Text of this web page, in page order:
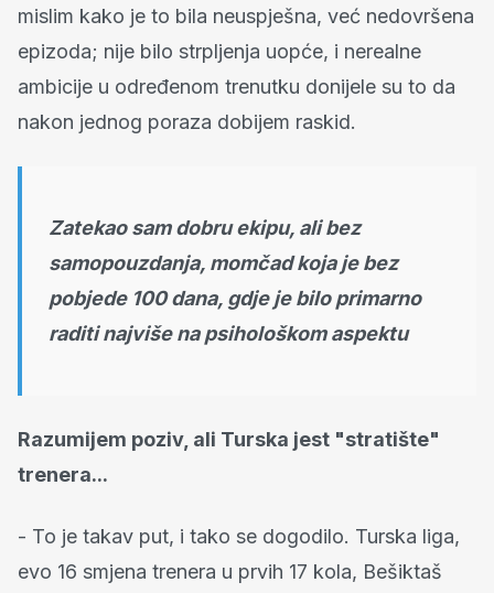
mislim kako je to bila neuspješna, već nedovršena
epizoda; nije bilo strpljenja uopće, i nerealne
ambicije u određenom trenutku donijele su to da
nakon jednog poraza dobijem raskid.
Zatekao sam dobru ekipu, ali bez
samopouzdanja, momčad koja je bez
pobjede 100 dana, gdje je bilo primarno
raditi najviše na psihološkom aspektu
Razumijem poziv, ali Turska jest "stratište"
trenera...
- To je takav put, i tako se dogodilo. Turska liga,
evo 16 smjena trenera u prvih 17 kola, Bešiktaš